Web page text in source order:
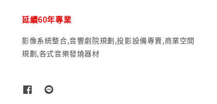
延續60年專業
影像系統整合,音響劇院規劃,投影設備專賣,商業空間
規劃,各式音樂發燒器材